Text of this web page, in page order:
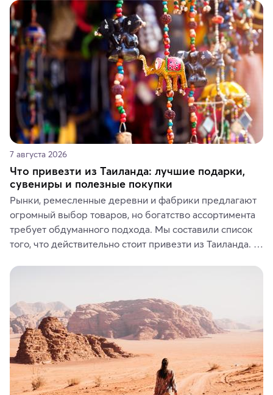
7 августа 2026
Что привезти из Таиланда: лучшие подарки,
сувениры и полезные покупки
Рынки, ремесленные деревни и фабрики предлагают
огромный выбор товаров, но богатство ассортимента
требует обдуманного подхода. Мы составили список
того, что действительно стоит привезти из Таиланда.
средства, одежду, украшения, предметы интерьера
где их купить.